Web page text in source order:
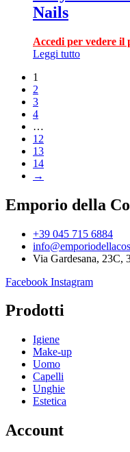
Nails
Accedi per vedere il
Leggi tutto
1
2
3
4
…
12
13
14
→
Emporio della
+39 045 715 6884
Via Gardesana, 23C,
Facebook Instagram
Prodotti
Igiene
Make-up
Uomo
Capelli
Unghie
Estetica
Account